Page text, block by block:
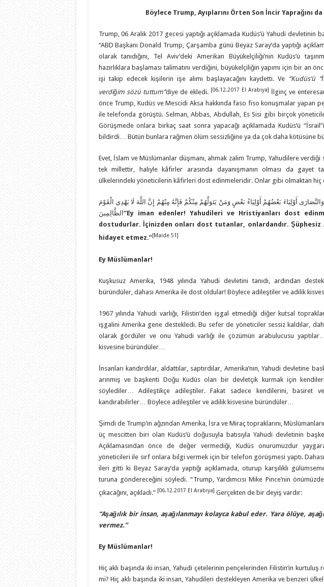
Böylece Trump, Ayıplarını Örten Son İncir Yaprağını da
Trump, 06 Aralık 2017 gecesi yaptığı açıklamada Kudüs’ü Yahudi devletinin
“ABD Başkanı Donald Trump, Çarşamba günü Beyaz Saray’da yaptığı
olarak tanıdığını, Tel Aviv’deki Amerikan Büyükelçiliği’nin Kudüs’ü
hazırlıklara başlaması talimatını verdiğini, büyükelçiliğin yapımı için bir an
işi takip edecek kişilerin işe alımı başlayacağını kaydetti. Ve “Kudüs’ü “
verdiğim sözü tuttum”diye de ekledi. [06.12.2017 El Arabiya]
İlginç ve
önce Trump, Kudüs ve Mescidi Aksa hakkında faso fiso konuşmalar yapan
ile telefonda görüştü. Selman, Abbas, Abdullah, Es Sisi gibi birçok
Görüşmede onlara birkaç saat sonra yapacağı açıklamada Kudüs’ü
bildirdi… Bütün bunlara rağmen ölüm sessizliğine ya da çok daha kötüsüne
Evet, İslam ve Müslümanlar düşmanı, ahmak zalim Trump, Yahudilere
tek millettir, haliyle kâfirler arasında dayanışmanın olması da gayet
ülkelerindeki yöneticilerin kâfirleri dost edinmeleridir. Onlar gibi olmaktan hiç
وَالنَّصَارَى أَوْلِيَاءَ بَعْضُهُمْ أَوْلِيَاءُ بَعْضٍ وَمَنْ يَتَوَلَّهُمْ مِنْكُمْ فَإِنَّهُ مِنْهُمْ إِنَّ اللَّهَ لَا يَهْدِي الْقَوْمَ
الظَّالِمِينَ “Ey iman edenler! Yahudileri ve Hristiyanları dost
dostudurlar. İçinizden onları dost tutanlar, onlardandır.
hidayet etmez.”[Maide 51]
Ey Müslümanlar!
Kuşkusuz Amerika, 1948 yılında Yahudi devletini tanıdı, ardından
büründüler, dahası Amerika ile dost oldular! Böylece adileştiler ve adilik
1967 yılında Yahudi varlığı, Filistin’den işgal etmediği diğer kutsal
işgalini Amerika gene destekledi. Bu sefer de yöneticiler sessiz kaldılar,
olarak gördüler ve onu Yahudi varlığı ile çözümün arabulucusu
kisvesine büründüler…
İnsanları kandırdılar, aldattılar, saptırdılar, Amerika’nın, Yahudi devletine
arınmış ve başkenti Doğu Kudüs olan bir devletçik kurmak için
söylediler… Adileştikçe adileştiler. Fakat sadece kendilerini, basiret
kandırabilirler… Böylece adileştiler ve adilik kisvesine büründüler…
Şimdi de Trump’ın ağzından Amerika, İsra ve Miraç topraklarını,
üç mescitten biri olan Kudüs’ü doğusuyla batısıyla Yahudi devletinin
Açıklamasından önce de değer vermediği, Kudüs onurumuzdur
yöneticileri ile sırf onlara bilgi vermek için bir telefon görüşmesi yaptı.
ileri gitti ki Beyaz Saray’da yaptığı açıklamada, oturup karşılıklı
turuna göndereceğini söyledi. “Trump, Yardımcısı Mike Pince’nin
çıkacağını, açıkladı.” [06.12.2017 El Arabiya] Gerçekten de bir deyiş vardır:
“Aşağılık bir insan, aşağılanmayı kolayca kabul eder. Yara ölüye,
vermez.”
Ey Müslümanlar!
Hiç aklı başında iki insan, Yahudi çetelerinin pençelerinden Filistin’in kurtuluş
mi? Hiç aklı başında iki insan, Yahudileri destekleyen Amerika ve benzeri